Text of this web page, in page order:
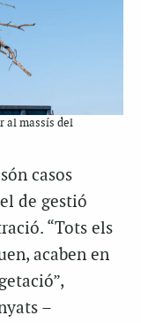
al massís del
casos
de gestió
“Tots els
acaben en
–